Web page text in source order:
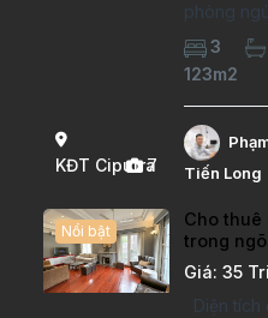
KĐT Ciputra
7
phòng
khu đô thị
hộ đã sửa
lượng
hiện đại,
thoáng
căn
3
123m2
Tiến Long
Nổi bật
Cho thuê
trong
Thụy
Giá: 35
Diện tích